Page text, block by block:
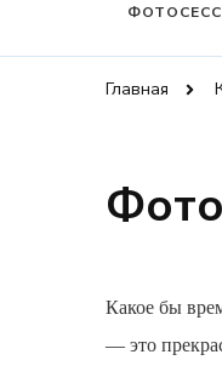
Главная
Какое бы
— это